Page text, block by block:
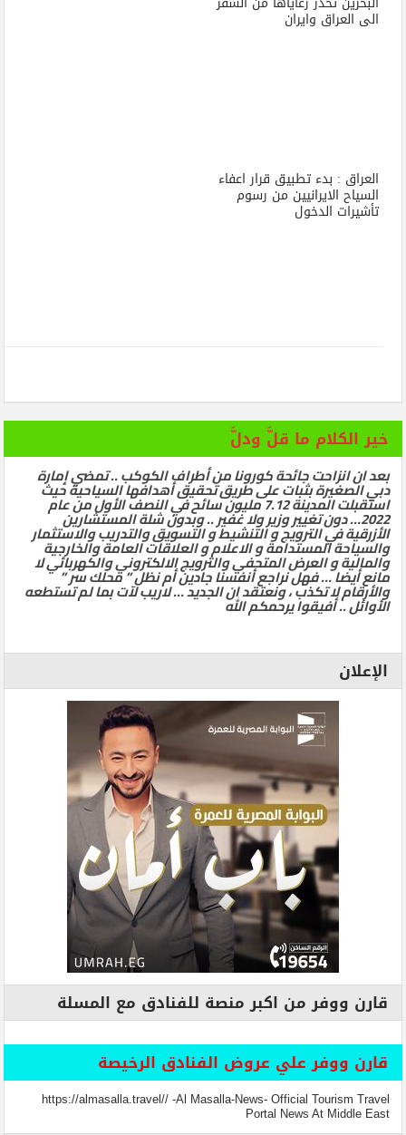
الى العراق وايران
العراق : بدء تطبيق قرار اعفاء
السياح الايرانيين من رسوم
تأشيرات الدخول
خير الكلام ما قلَّ ودلَّ
بعد ان انزاحت جائحة كورونا من أطراف الكوكب .. تمضي إمارة
دبي الصغيرة بثبات على طريق تحقيق أهدافها السياحية حيث
استقبلت المدينة 7.12 مليون سائح في النصف الأول من عام
2022… دون تغيير وزير ولا غفير .. وبدون شلة المستشارين
الأزرقية في الترويج و التنشيط و التسويق والتدريب والاستثمار
والسياحة المستدامة و الاعلام و العلاقات العامة والخارجية
والمالية و العرض المتحفي والترويج الالكتروني والكهربائي لا
مانع أيضا … فهل نراجع أنفسنا جادين أم نظل ” محلك سر ”
والأرقام لا تكذب ، ونعتقد ان الجديد … لاريب لآت بما لم تستطعه
الأوائل .. أفيقوا يرحمكم الله
الإعلان
قارن ووفر من اكبر منصة للفنادق مع المسلة
قارن ووفر علي عروض الفنادق الرخيصة
https://almasalla.travel// -Al Masalla-News- Official Tourism Travel
Portal News At Middle East